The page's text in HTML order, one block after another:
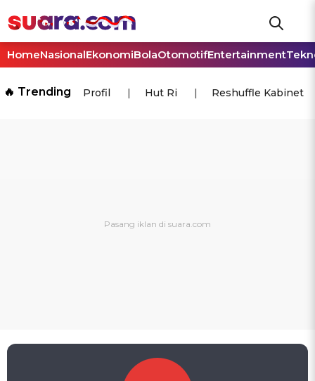
HomeNasionalEkonomiBolaOtomotifEntertainment
🔥 Trending Profil Hut Ri Reshuffle Kabinet